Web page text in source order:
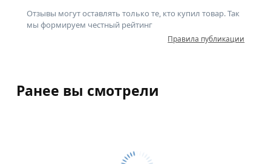
Отзывы могут оставлять только те, кто купил товар. Так
мы формируем честный рейтинг
Правила публикации
Ранее вы смотрели